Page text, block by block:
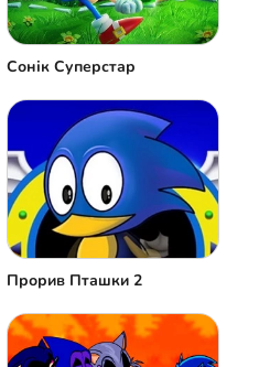
Сонік Суперстар
Прорив Пташки 2